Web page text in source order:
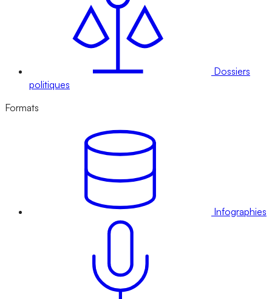
Dossiers
politiques
Formats
Infographies